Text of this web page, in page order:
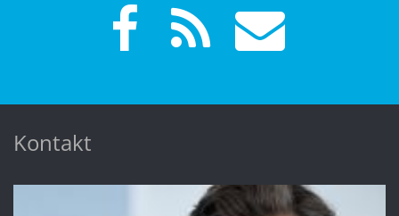
Kontakt